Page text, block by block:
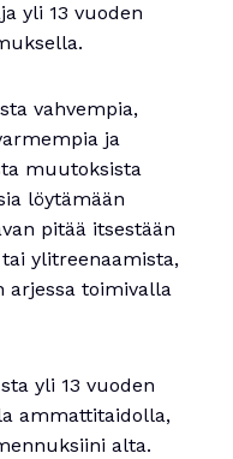
yli 13 vuoden
vahvempia,
ja
muutoksista
löytämään
pitää itsestään
ylitreenaamista,
arjessa toimivalla
yli 13 vuoden
ammattitaidolla,
alta.